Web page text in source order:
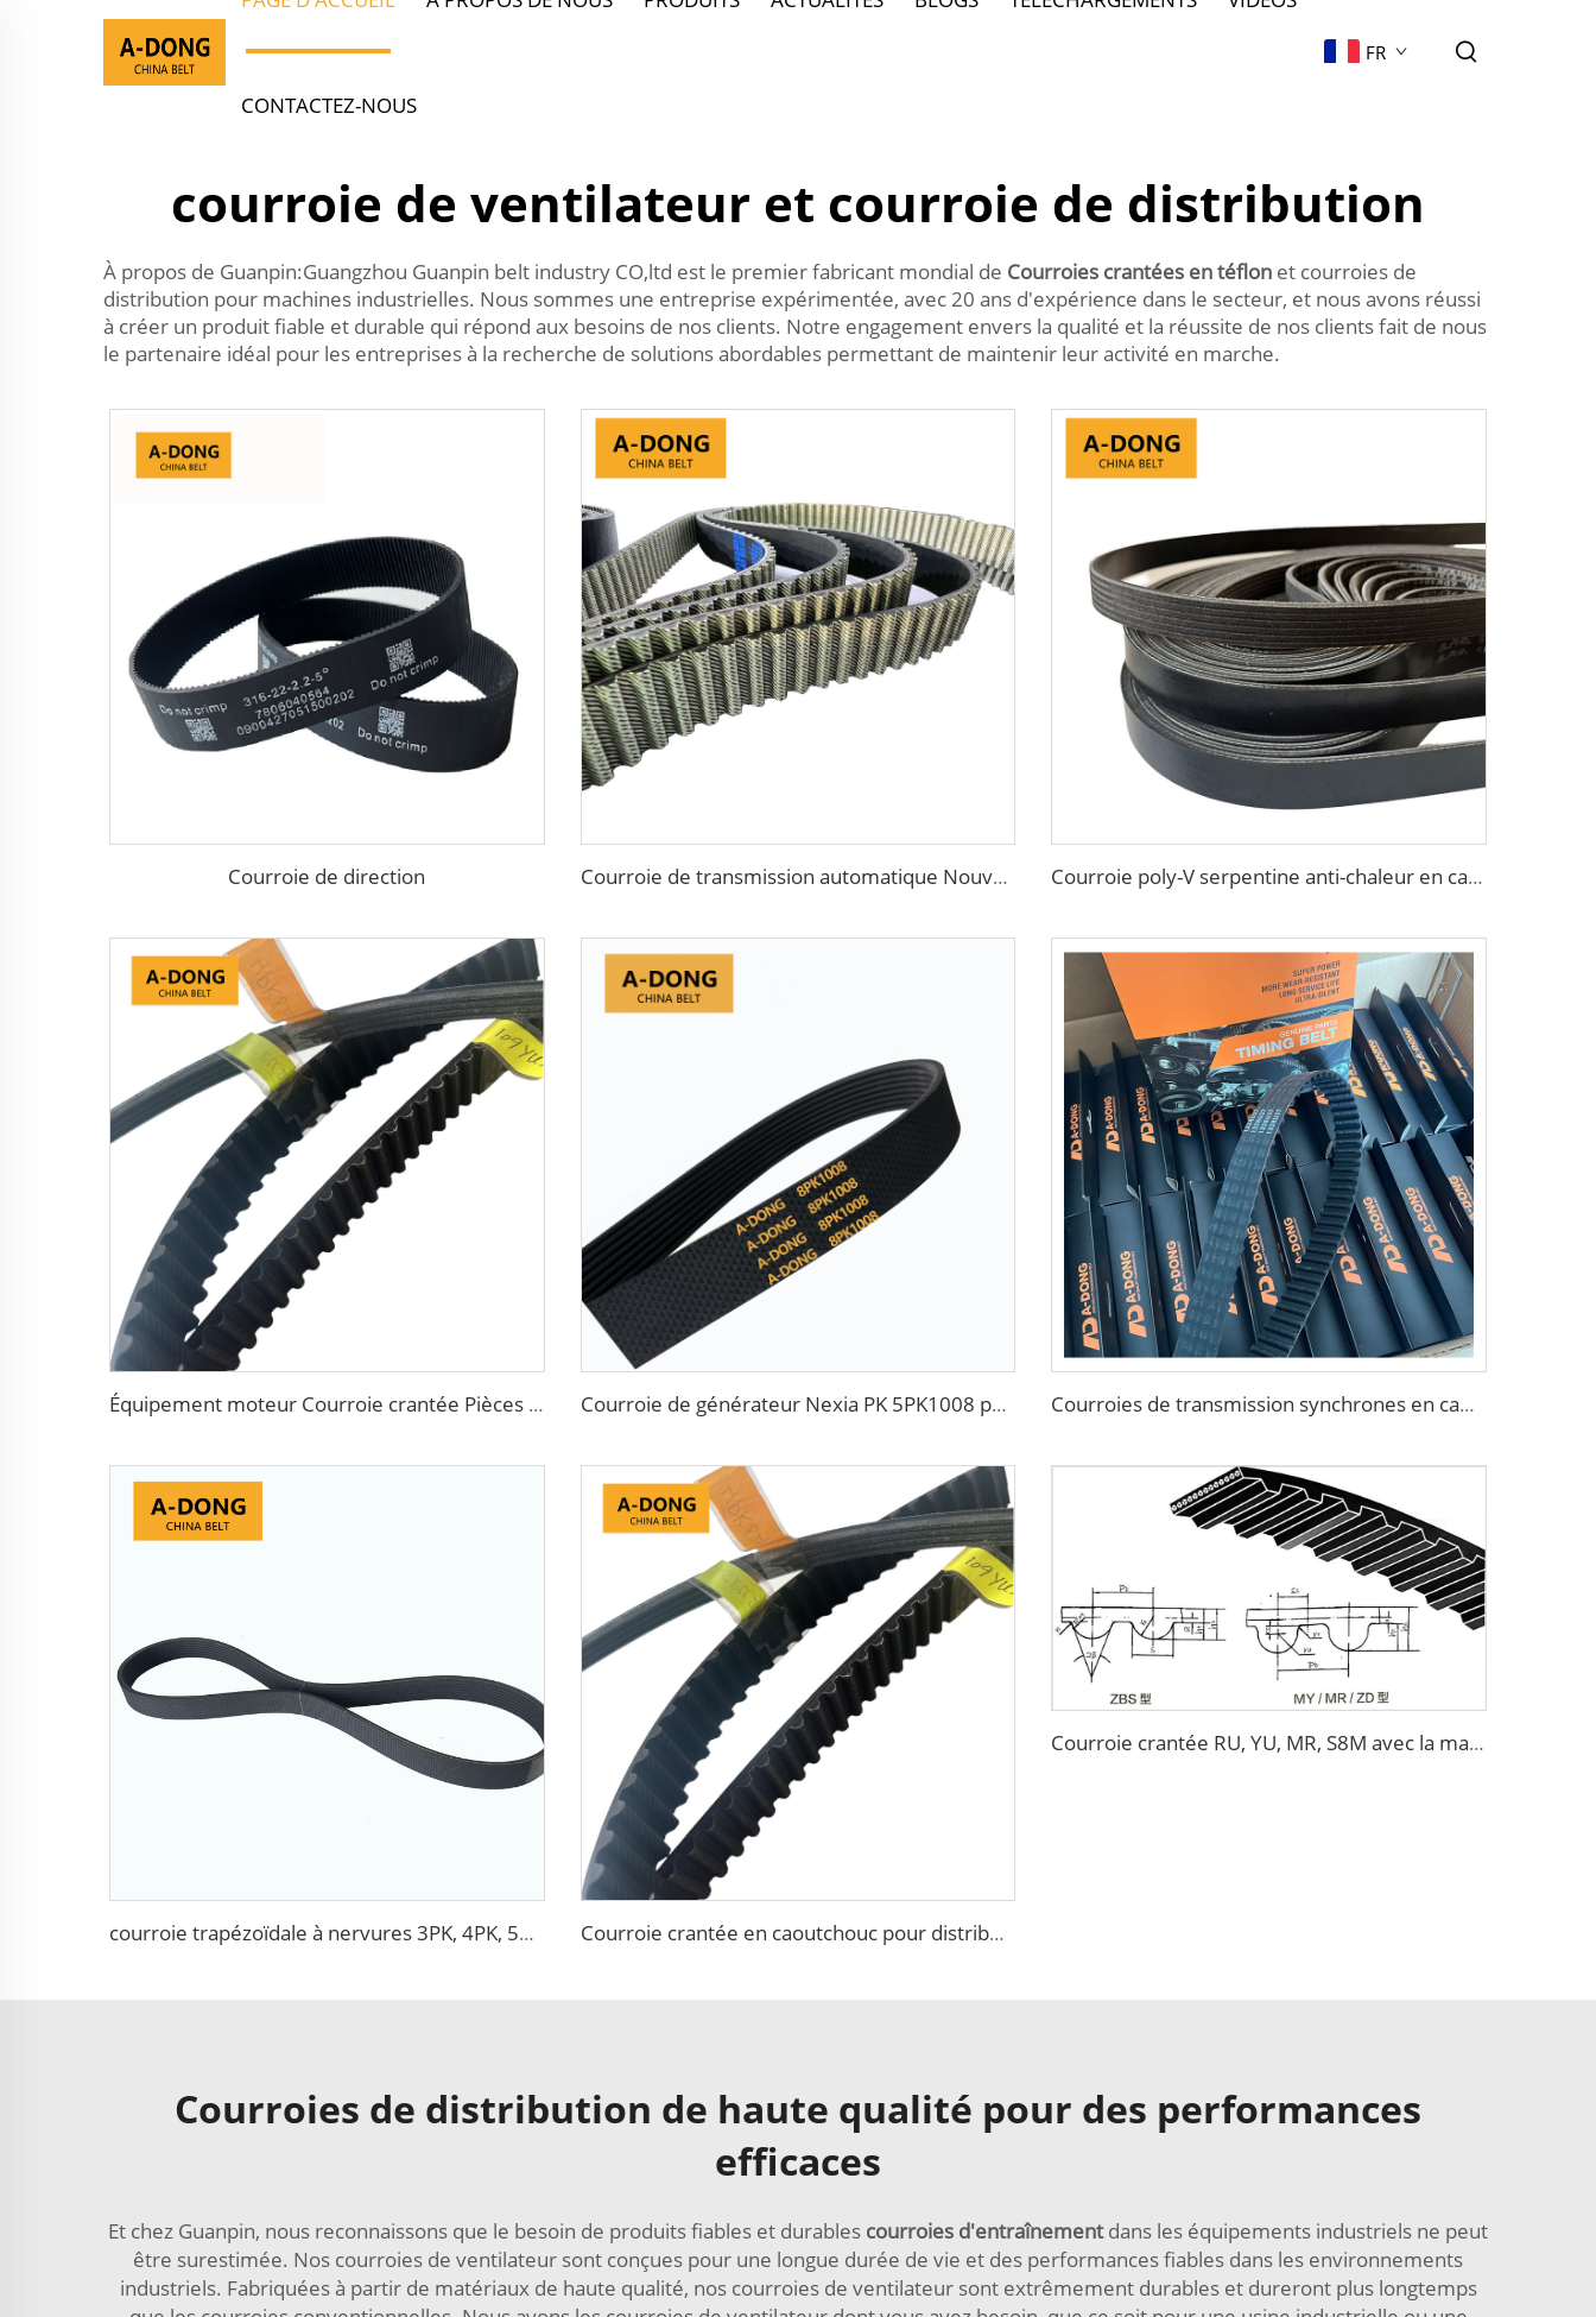
CONTACTEZ-NOUS
FR
courroie de ventilateur et courroie de distribution
À propos de Guanpin:Guangzhou Guanpin belt industry CO,ltd est le premier fabricant mondial de Courroies crantées en téflon et courroies de
distribution pour machines industrielles. Nous sommes une entreprise expérimentée, avec 20 ans d'expérience dans le secteur, et nous avons réussi
à créer un produit fiable et durable qui répond aux besoins de nos clients. Notre engagement envers la qualité et la réussite de nos clients fait de nous
le partenaire idéal pour les entreprises à la recherche de solutions abordables permettant de maintenir leur activité en marche.
Courroie de direction Courroie de transmission automatique Nouveau produit Personnalisable Matériau en caoutchouc OEM Courroie poly-V serpentine anti-chaleur en caoutchouc EPDM, courroie PK
Équipement moteur Courroie crantée Pièces automobiles Courroie de distribution en caoutchouc avec fibre de verre Blanc/noir Courroie de générateur Nexia PK 5PK1008 pour Daewoo Courroies de transmission synchrones en caoutchouc personnalisées, courroie de distribution 154RU25
courroie trapézoïdale à nervures 3PK, 4PK, 5PK, 6PK, 7PK, 8PK, 9PK, 10PK, 11PK, 12PK pour PEUGEOT Courroie crantée en caoutchouc pour distribution
Courroie crantée RU, YU, MR, S8M avec la marque A-DONG
Courroies de distribution de haute qualité pour des performances
efficaces
Et chez Guanpin, nous reconnaissons que le besoin de produits fiables et durables courroies d'entraînementdans les équipements industriels ne peut
être surestimée. Nos courroies de ventilateur sont conçues pour une longue durée de vie et des performances fiables dans les environnements
industriels. Fabriquées à partir de matériaux de haute qualité, nos courroies de ventilateur sont extrêmement durables et dureront plus longtemps